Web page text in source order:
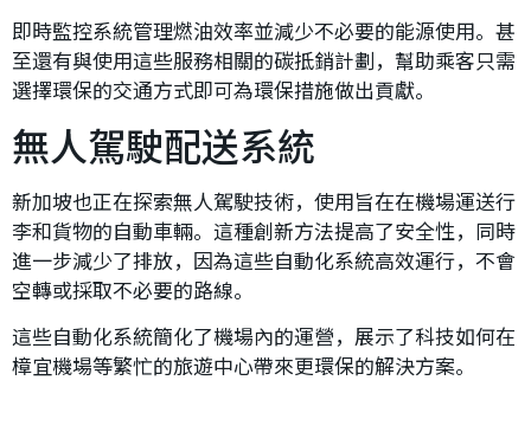
即時監控系統管理燃油效率並減少不必要的能源使用。甚
至還有與使用這些服務相關的碳抵銷計劃，幫助乘客只需
選擇環保的交通方式即可為環保措施做出貢獻。
無人駕駛配送系統
新加坡也正在探索無人駕駛技術，使用旨在在機場運送行
李和貨物的自動車輛。這種創新方法提高了安全性，同時
進一步減少了排放，因為這些自動化系統高效運行，不會
空轉或採取不必要的路線。
這些自動化系統簡化了機場內的運營，展示了科技如何在
樟宜機場等繁忙的旅遊中心帶來更環保的解決方案。